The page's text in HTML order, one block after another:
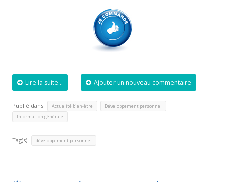
Lire la suite... Ajouter un nouveau commentaire
Publié dans Actualité bien-être Développement personnel
Information générale
Tag(s) développement personnel